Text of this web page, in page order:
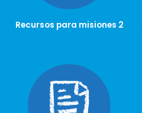
Recursos para misiones 2